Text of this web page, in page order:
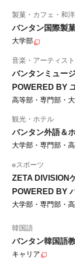
製菓・カフェ・和
バンタン国際製
大学部
音楽・アーティス
バンタンミュー
POWERED BY
高等部・専門部・
観光・ホテル
バンタン外語＆
大学部・専門部・
eスポーツ
ZETA DIVISION
POWERED BY
大学部・専門部・
韓国語
バンタン韓国語
キャリア